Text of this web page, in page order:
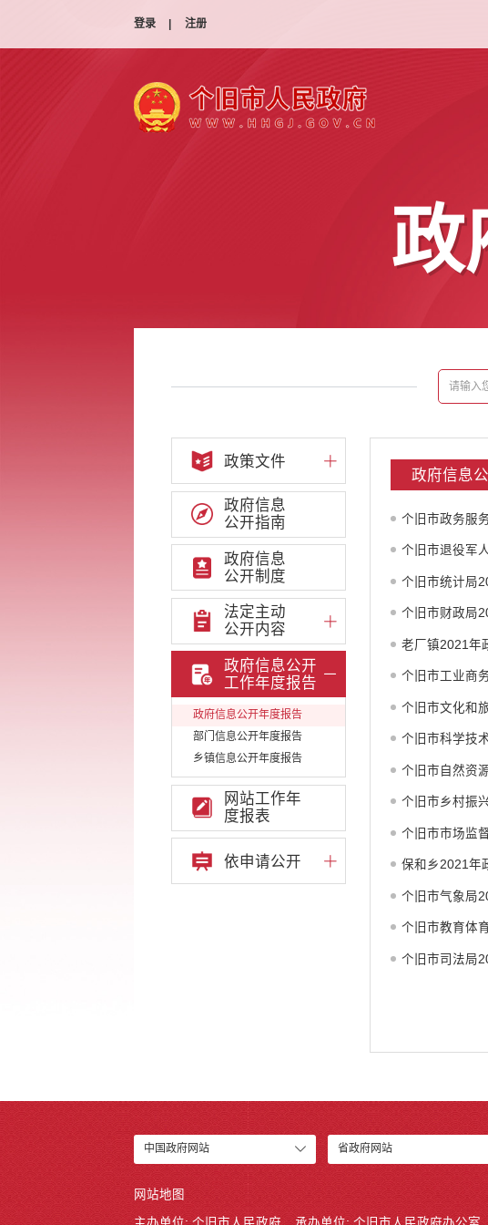
登录 注册
政
政策文件
政府信息
公开指南
政府信息
公开制度
法定主动
公开内容
政府信息公开
工作年度报告
政府信息公开年度报告
部门信息公开年度报告
乡镇信息公开年度报告
网站工作年
度报表
依申请公开
政府信息
个旧市政务服
个旧市退役军
个旧市统计局
个旧市财政局
老厂镇2021年
个旧市工业商
个旧市文化和
个旧市科学技
个旧市自然资
个旧市乡村振
个旧市市场监
保和乡2021年
个旧市气象局
个旧市教育体
个旧市司法局
中国政府网站 省政府网站
网站地图
主办单位: 个旧市人民政府 承办单位: 个旧市人民政府办公室